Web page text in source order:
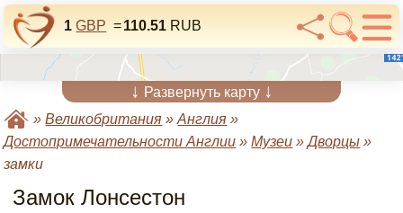
1 GBP =110.51 RUB
↓ Развернуть карту ↓
»Великобритания »Англия »
Достопримечательности Англии »Музеи »Дворцы »
замки
Замок Лонсестон